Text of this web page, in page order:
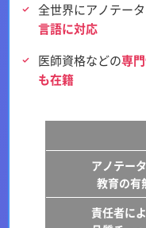
全世界にアノテー
言語に対応
医師資格などの専
も在籍
アノテー
教育の有
責任者に